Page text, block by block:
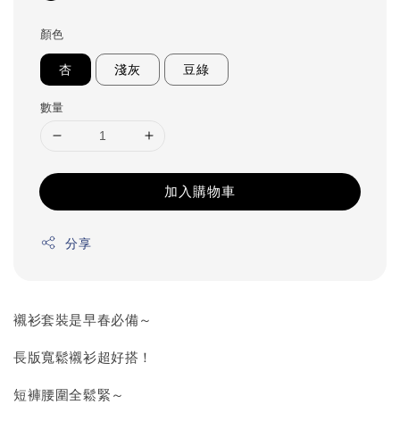
顏色
杏 淺灰 豆綠
數量
加入購物車
分享
襯衫套裝是早春必備～
長版寬鬆襯衫超好搭！
短褲腰圍全鬆緊～